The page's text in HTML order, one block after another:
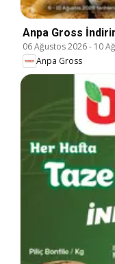
Anpa Gross
06 Ağustos 2026- 10
Anpa Gross